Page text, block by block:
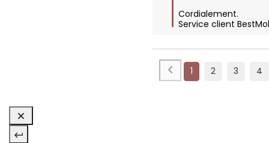
Cordialement.
Service client
1 2 3 4